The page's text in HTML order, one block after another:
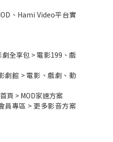
、Hami Video平台實
劇全享包 > 電影199、戲
劇館 > 電影、戲劇、動
頁 > MOD家速方案
員專區 > 更多影音方案